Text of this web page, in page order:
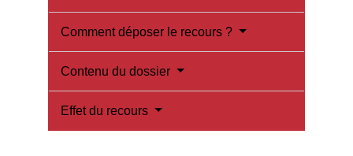
Comment déposer le recours ?
Contenu du dossier
Effet du recours